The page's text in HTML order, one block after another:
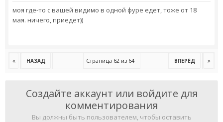
моя где-то с вашей видимо в одной фуре едет, тоже от 18
мая. ничего, приедет))
НАЗАД ВПЕРЁД
Страница 62 из 64
Создайте аккаунт или войдите для
комментирования
Вы должны быть пользователем, чтобы оставить